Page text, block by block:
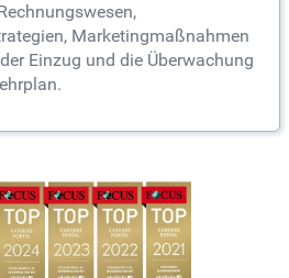
Marketingmaßnahmen
Einzug und die Überwachung